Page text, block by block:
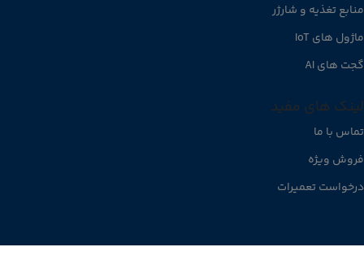
منابع تغذیه و شارژر
ماژول های IoT
گجت های AI
لینک های مفید
تماس با ما
فروش ویژه
درخواست تعمیرات